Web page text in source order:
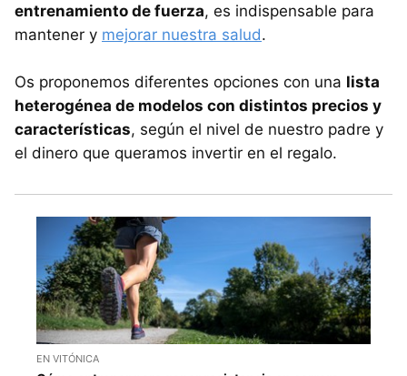
entrenamiento de fuerza, es indispensable para
mantener y mejorar nuestra salud.
Os proponemos diferentes opciones con una lista
heterogénea de modelos con distintos precios y
características, según el nivel de nuestro padre y
el dinero que queramos invertir en el regalo.
EN VITÓNICA